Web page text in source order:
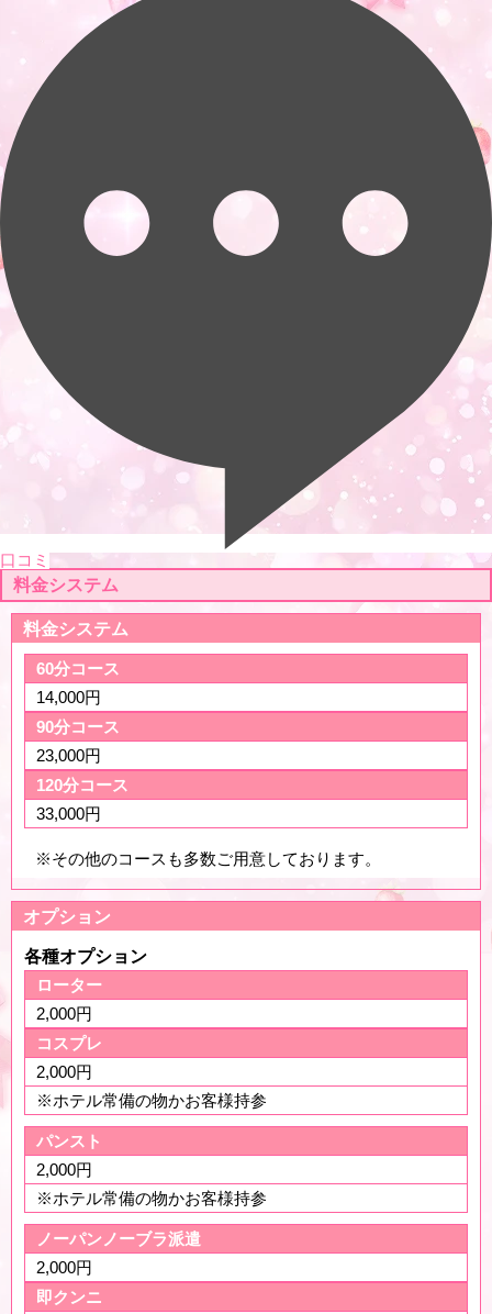
口コミ
料金システム
料金システム
60分コース
14,000円
90分コース
23,000円
120分コース
33,000円
※その他のコースも多数ご用意しております。
オプション
各種オプション
ローター
2,000円
コスプレ
2,000円
※ホテル常備の物かお客様持参
パンスト
2,000円
※ホテル常備の物かお客様持参
ノーパンノーブラ派遣
2,000円
即クンニ